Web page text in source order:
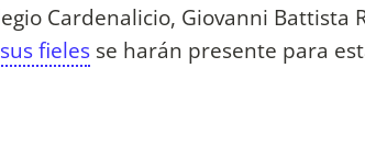
Cardenalicio, Giovanni Battista
fieles se harán presente para